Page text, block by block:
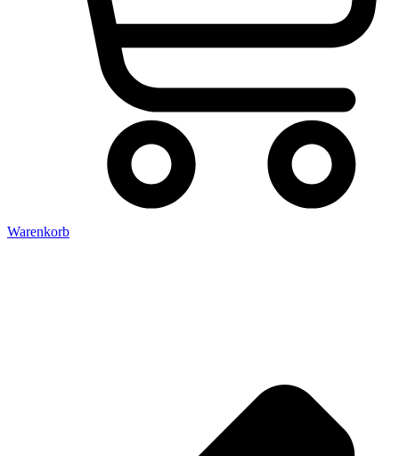
Warenkorb